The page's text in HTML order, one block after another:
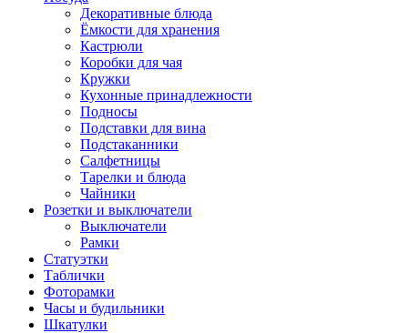
Декоративные блюда
Ёмкости для хранения
Кастрюли
Коробки для чая
Кружки
Кухонные принадлежности
Подносы
Подставки для вина
Подстаканники
Салфетницы
Тарелки и блюда
Чайники
Розетки и выключатели
Выключатели
Рамки
Статуэтки
Таблички
Фоторамки
Часы и будильники
Шкатулки